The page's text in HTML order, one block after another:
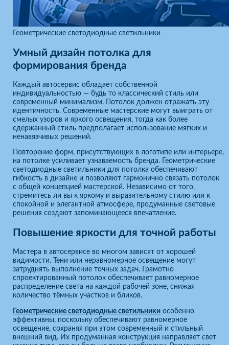
Геометрические светодиодные светильники
Умный дизайн потолка для
формирования бренда
Каждый автосервис обладает собственной
индивидуальностью — будь то классический стиль или
современный минимализм. Потолок должен отражать эту
идентичность. Современные мастерские могут выиграть от
смелых узоров и яркого освещения, тогда как более
сдержанный стиль предполагает использование мягких и
ненавязчивых решений.
Повторение форм, присутствующих в логотипе или интерьере,
на потолке усиливает узнаваемость бренда. Геометрические
светодиодные светильники для потолка обеспечивают
гибкость в дизайне и позволяют гармонично связать потолок
с общей концепцией мастерской. Независимо от того,
стремитесь ли вы к яркому и выразительному стилю или к
спокойной и элегантной атмосфере, продуманные световые
решения создают запоминающееся впечатление.
Повышение яркости для точной работы
Мастера в автосервисе во многом зависят от хорошей
видимости. Тени или неравномерное освещение могут
затруднять выполнение точных задач. Грамотно
спроектированный потолок обеспечивает равномерное
распределение света на каждой рабочей зоне, снижая
количество тёмных участков и бликов.
Геометрические светодиодные светильникиособенно
эффективны, поскольку обеспечивают равномерное
освещение, сохраняя при этом современный и стильный
внешний вид. Их продуманная конструкция направляет свет